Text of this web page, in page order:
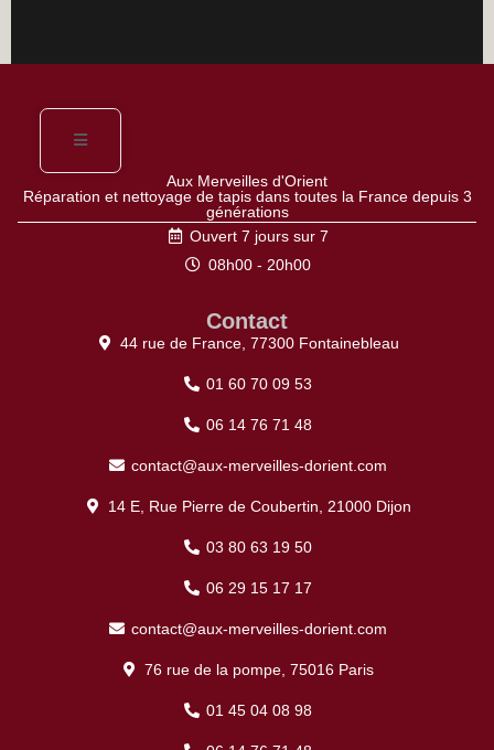
Aux Merveilles d'Orient
Réparation et nettoyage de tapis dans toutes la France depuis 3
générations
Ouvert 7 jours sur 7
08h00 - 20h00
Contact
44 rue de France, 77300 Fontainebleau
01 60 70 09 53
06 14 76 71 48
contact@aux-merveilles-dorient.com
14 E, Rue Pierre de Coubertin, 21000 Dijon
03 80 63 19 50
06 29 15 17 17
contact@aux-merveilles-dorient.com
76 rue de la pompe, 75016 Paris
01 45 04 08 98